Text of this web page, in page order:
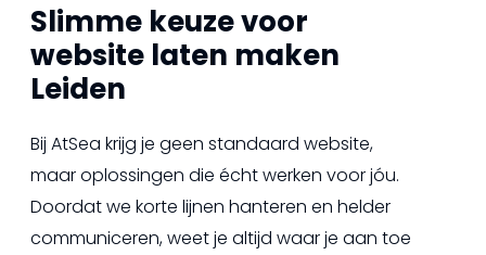
Slimme keuze voor
website laten maken
Leiden
Bij AtSea krijg je geen standaard website,
maar oplossingen die écht werken voor jóu.
Doordat we korte lijnen hanteren en helder
communiceren, weet je altijd waar je aan toe